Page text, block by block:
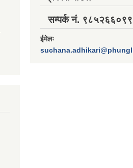
सम्पर्क नं.
ईमेलः